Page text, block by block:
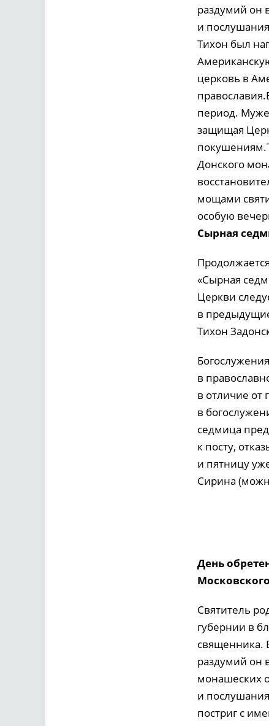
раздумий он
и
Тихон был
церковь в
период.
защищая
Донского
мощами
особую
Сырная
«Сырная
Церкви
в
Тихон
в
в отличие от
в
седмица
к посту,
и пятницу
Сирина
День
Святитель
губернии в
священника.
раздумий он
монашеских
и
постриг с